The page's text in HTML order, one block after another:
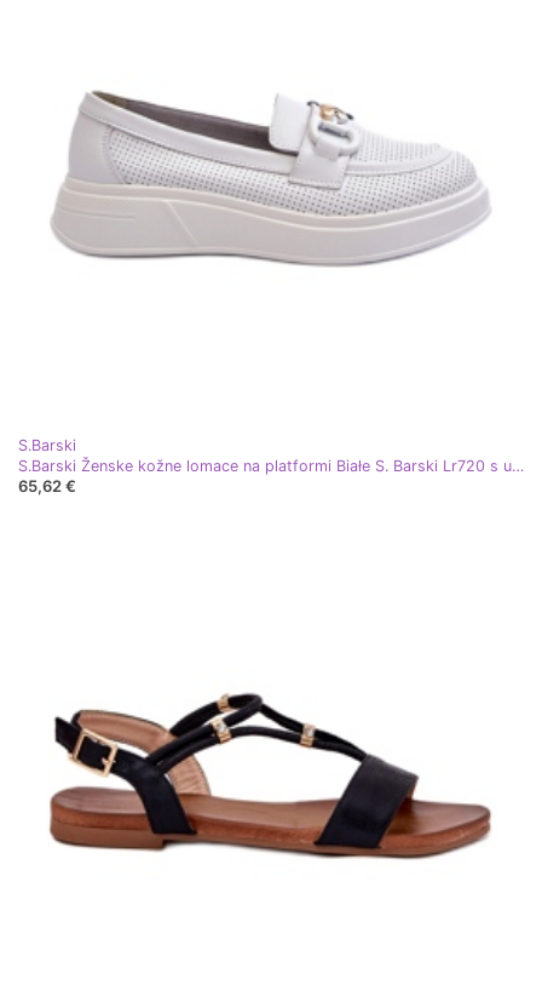
S.Barski
S.Barski Ženske kožne lomace na platformi Białe S. Barski Lr720 s ukrasom bijela
65,62 €